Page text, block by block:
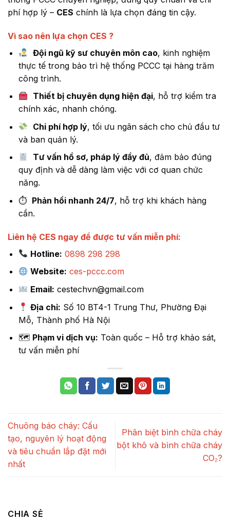
phí hợp lý – CES chính là lựa chọn đáng tin cậy.
Vì sao nên lựa chọn CES ?
Đội ngũ kỹ sư chuyên môn cao, kinh nghiệm
thực tế trong bảo trì hệ thống PCCC tại hàng trăm
công trình.
Thiết bị chuyên dụng hiện đại, hỗ trợ kiểm tra
chính xác, nhanh chóng.
Chi phí hợp lý, tối ưu ngân sách cho chủ đầu tư
và ban quản lý.
Tư vấn hồ sơ, pháp lý đầy đủ, đảm bảo đúng
quy định và dễ dàng làm việc với cơ quan chức
năng.
⏱ Phản hồi nhanh 24/7, hỗ trợ khi khách hàng
cần.
Liên hệ CES ngay để được tư vấn miễn phí:
Hotline: 0898 298 298
Website: ces-pccc.com
Email: cestechvn@gmail.com
Địa chỉ: Số 10 BT4-1 Trung Thư, Phường Đại
Mỗ, Thành phố Hà Nội
🗺 Phạm vi dịch vụ: Toàn quốc – Hỗ trợ khảo sát,
tư vấn miễn phí
Chuông báo cháy: Cấu
tạo, nguyên lý hoạt động
và tiêu chuẩn lắp đặt mới
nhất
Phân biệt bình chữa cháy
bột khô và bình chữa cháy
CO₂?
CHIA SẺ